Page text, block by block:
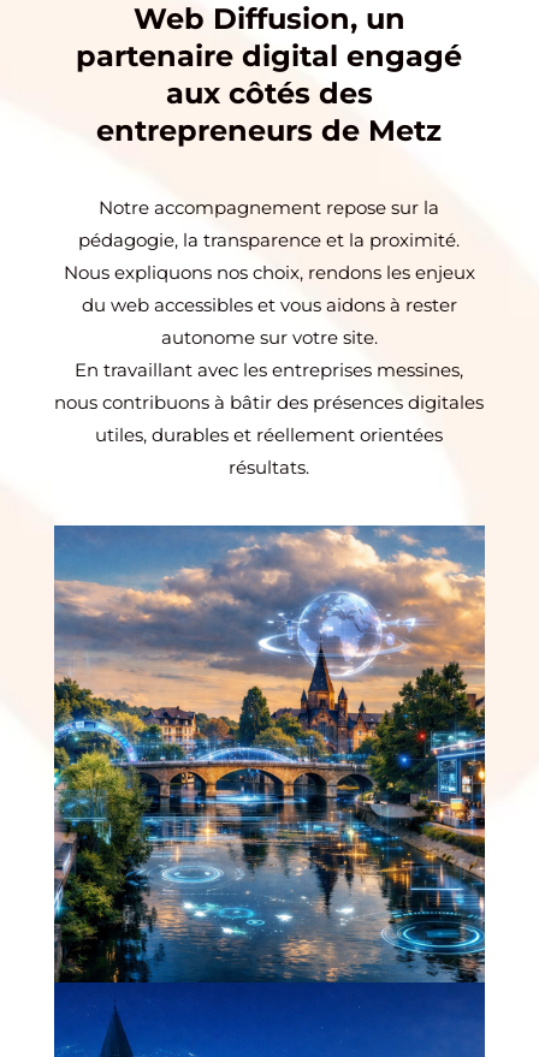
Web Diffusion, un
partenaire digital engagé
aux côtés des
entrepreneurs de Metz
Notre accompagnement repose sur la
pédagogie, la transparence et la proximité.
Nous expliquons nos choix, rendons les enjeux
du web accessibles et vous aidons à rester
autonome sur votre site.
En travaillant avec les entreprises messines,
nous contribuons à bâtir des présences digitales
utiles, durables et réellement orientées
résultats.